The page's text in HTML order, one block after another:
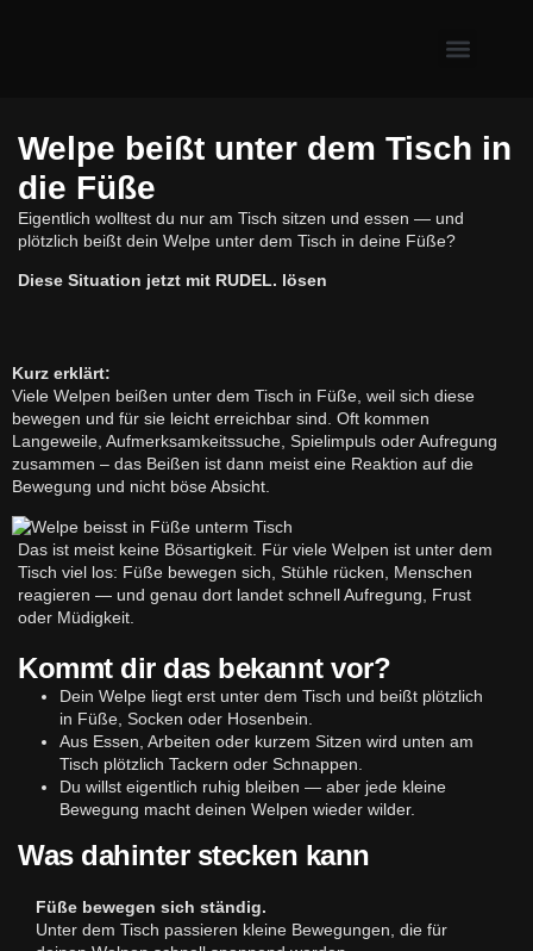
Welpe beißt unter dem Tisch in
die Füße
Eigentlich wolltest du nur am Tisch sitzen und essen — und
plötzlich beißt dein Welpe unter dem Tisch in deine Füße?
Diese Situation jetzt mit RUDEL. lösen
Kurz erklärt:
Viele Welpen beißen unter dem Tisch in Füße, weil sich diese
bewegen und für sie leicht erreichbar sind. Oft kommen
Langeweile, Aufmerksamkeitssuche, Spielimpuls oder Aufregung
zusammen – das Beißen ist dann meist eine Reaktion auf die
Bewegung und nicht böse Absicht.
Das ist meist keine Bösartigkeit. Für viele Welpen ist unter dem
Tisch viel los: Füße bewegen sich, Stühle rücken, Menschen
reagieren — und genau dort landet schnell Aufregung, Frust
oder Müdigkeit.
Kommt dir das bekannt vor?
Dein Welpe liegt erst unter dem Tisch und beißt plötzlich
in Füße, Socken oder Hosenbein.
Aus Essen, Arbeiten oder kurzem Sitzen wird unten am
Tisch plötzlich Tackern oder Schnappen.
Du willst eigentlich ruhig bleiben — aber jede kleine
Bewegung macht deinen Welpen wieder wilder.
Was dahinter stecken kann
Füße bewegen sich ständig.
Unter dem Tisch passieren kleine Bewegungen, die für